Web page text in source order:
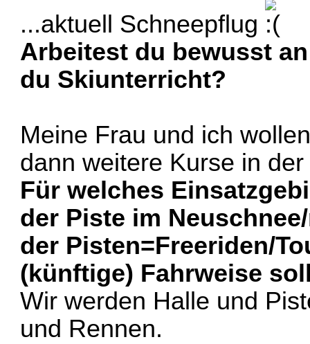
...aktuell Schneepflug
Arbeitest du bewusst
du Skiunterricht?
Meine Frau und ich
dann weitere Kurse in
Für welches
der Piste im
der Pisten=Freeriden/
(künftige) Fahrweise
Wir werden Halle und
und Rennen.